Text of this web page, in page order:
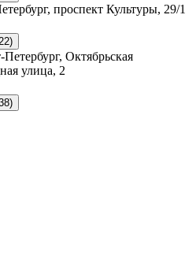
проспект Культуры, 29/1
Октябрьская
улица, 2